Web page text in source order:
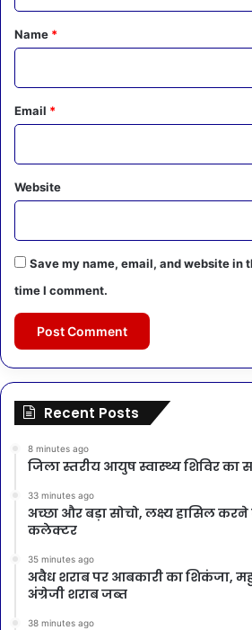
*
Name *
Email *
Website
Save my name, email, and website in
time I comment.
Recent Posts
8 minutes ago
जिला स्तरीय आयुष स्वास्थ्य शिविर
33 minutes ago
अच्छा और बड़ा सोचो, लक्ष्य हासिल
कलेक्टर
35 minutes ago
अवैध शराब पर आबकारी का शिकंजा,
अंग्रेजी शराब जब्त
38 minutes ago